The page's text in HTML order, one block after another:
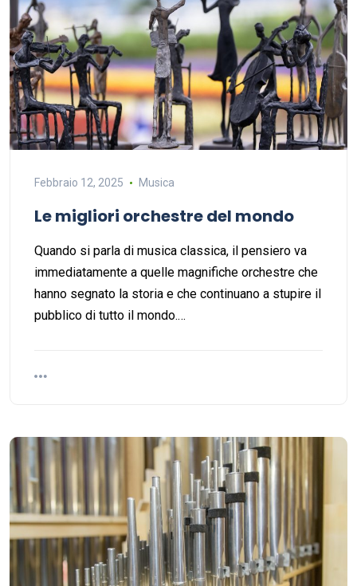
Febbraio 12, 2025 Musica
Le migliori orchestre del mondo
Quando si parla di musica classica, il pensiero va
immediatamente a quelle magnifiche orchestre che
hanno segnato la storia e che continuano a stupire il
pubblico di tutto il mondo.…